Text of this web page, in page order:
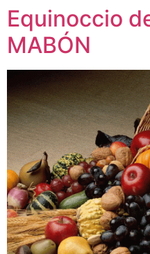
Equinoccio
MABÓN